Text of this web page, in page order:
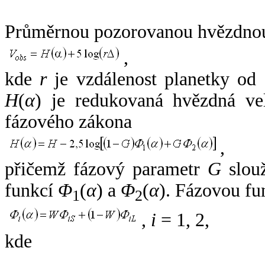
Průměrnou pozorovanou
,
kde rje vzdálenost planetky od
H(α) je redukovaná hvězdná
fázového zákona
,
přičemž fázový parametr G
funkcí Φ1(α) a Φ2(α). Fázovou
, i = 1, 2,
kde